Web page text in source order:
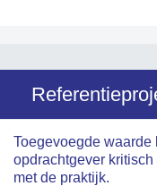
Toegevoegde waarde
opdrachtgever
met de praktijk.